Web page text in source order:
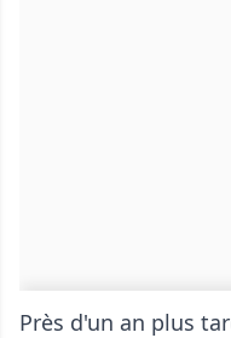
Près d'un an plus